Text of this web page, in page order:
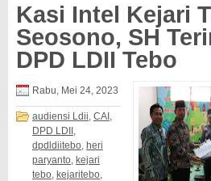
Kasi Intel Kejari
Seosono, SH
DPD LDII Tebo
Rabu, Mei 24, 2023
audiensi Ldii CAI
DPD LDII
dpdldiitebo heri
paryanto kejari
tebo kejaritebo